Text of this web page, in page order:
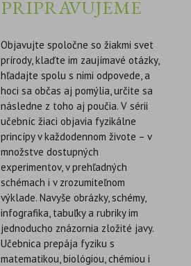
PRIPRAVUJEME
Objavujte spoločne so žiakmi svet
prírody, klaďte im zaujímavé otázky,
hľadajte spolu s nimi odpovede, a
hoci sa občas aj pomýlia, určite sa
následne z toho aj poučia. V sérii
učebníc žiaci objavia fyzikálne
princípy v každodennom živote – v
množstve dostupných
experimentov, v prehľadných
schémach i v zrozumiteľnom
výklade. Navyše obrázky, schémy,
infografika, tabuľky a rubriky im
jednoducho znázornia zložité javy.
Učebnica prepája fyziku s
matematikou, biológiou, chémiou i